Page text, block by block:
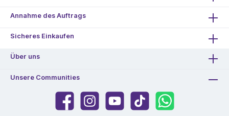
Annahme des Auftrags
Sicheres Einkaufen
Über uns
Unsere Communities